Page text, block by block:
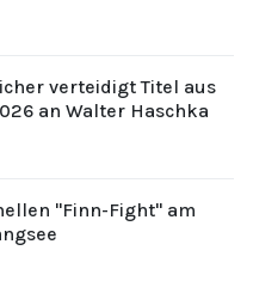
verteidigt Titel aus
an Walter Haschka
"Finn-Fight" am